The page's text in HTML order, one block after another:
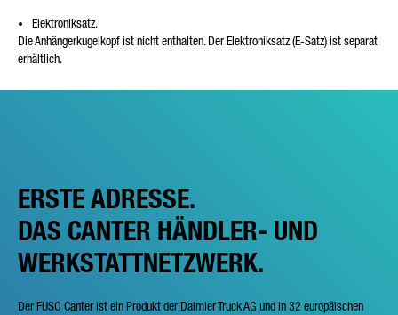
Elektroniksatz.
Die Anhängerkugelkopf ist nicht enthalten. Der Elektroniksatz (E-Satz) ist separat
erhältlich.
ERSTE ADRESSE.
DAS CANTER HÄNDLER- UND
WERKSTATTNETZWERK.
Der FUSO Canter ist ein Produkt der Daimler Truck AG und in 32 europäischen